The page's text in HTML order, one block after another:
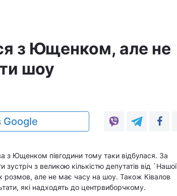
з Ющенком, але не
шоу
Google
з Ющенком півгодини тому таки відбулася. За
з великою кількістю депутатів від `Нашої
розмов, але не має часу на шоу. Також Ківалов
які надходять до центрвиборчкому.